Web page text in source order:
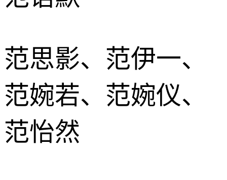
范思影、范伊一、
范婉若、范婉仪、
范怡然